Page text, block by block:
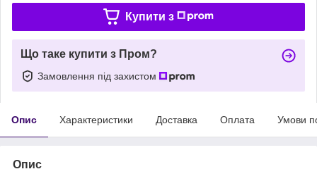
Купити з
Що таке купити з Пром?
Замовлення під захистом
Опис Характеристики Доставка Оплата Умови
Опис